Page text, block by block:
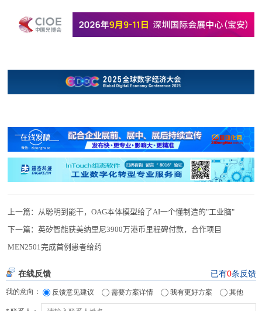
上一篇： 从聪明到能干，OAG本体模型给了AI一个懂制造的"工业脑"
下一篇：英矽智能获美纳里尼3900万港币里程碑付款，合作项目
MEN2501完成首例患者给药